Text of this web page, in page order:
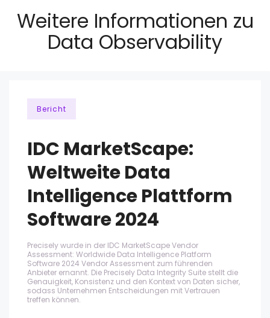
Weitere Informationen zu
Data Observability
Bericht
IDC MarketScape:
Weltweite Data
Intelligence Plattform
Software 2024
Precisely wurde in der IDC MarketScape Vendor
Assessment: Worldwide Data Intelligence Platform
Software 2024 Vendor Assessment zum führenden
Anbieter ernannt. Die Precisely Data Integrity Suite stellt die
Genauigkeit, Konsistenz und den Kontext von Daten sicher,
sodass Unternehmen Entscheidungen mit Vertrauen
treffen können.